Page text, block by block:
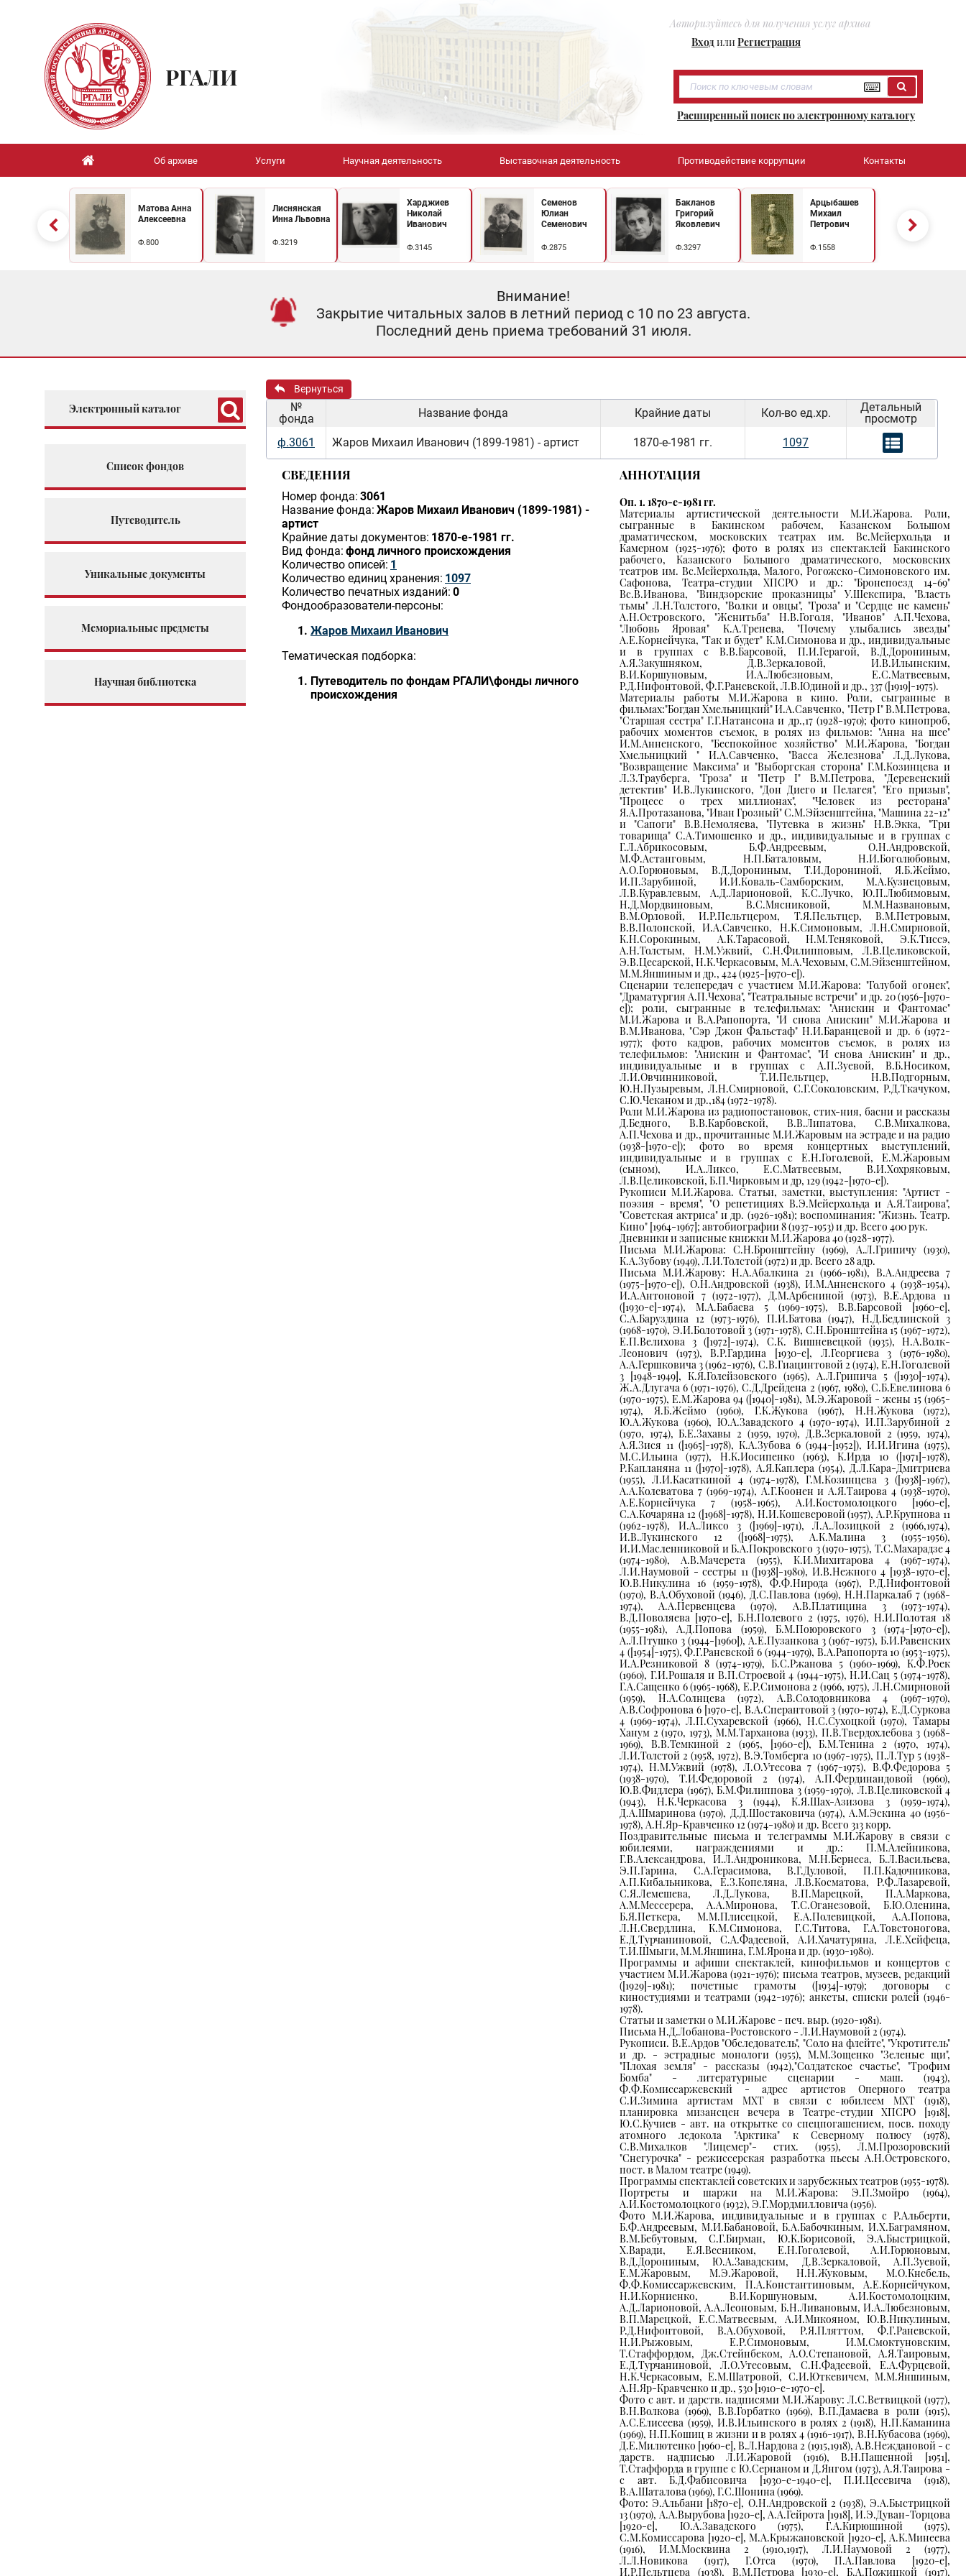
Авторизуйтесь для получения услуг архива
ВходилиРегистрация
РГАЛИ
Расширенный поиск по электронному каталогу
Об архиве Услуги Научная деятельность Выставочная деятельность Противодействие коррупции Контакты
Матова Анна
Алексеевна
Ф.800
Лиснянская
Инна Львовна
Ф.3219
Харджиев
Николай
Иванович
Ф.3145
Семенов
Юлиан
Семенович
Ф.2875
Бакланов
Григорий
Яковлевич
Ф.3297
Арцыбашев
Михаил
Петрович
Ф.1558
Внимание!
Закрытие читальных залов в летний период с 10 по 23 августа.
Последний день приема требований 31 июля.
Электронный каталог
Список фондов
Путеводитель
Уникальные документы
Мемориальные предметы
Научная библиотека
Вернуться
№
фонда
Название фонда Крайние даты Кол-во ед.хр.
Детальный
просмотр
ф.3061
Жаров Михаил Иванович (1899-1981) - артист 1870-е-1981 гг. 1097
СВЕДЕНИЯ
Номер фонда: 3061
Название фонда: Жаров Михаил Иванович (1899-1981) -
артист
Крайние даты документов: 1870-е-1981 гг.
Вид фонда: фонд личного происхождения
Количество описей: 1
Количество единиц хранения: 1097
Количество печатных изданий: 0
Фондообразователи-персоны:
Жаров Михаил Иванович
Тематическая подборка:
Путеводитель по фондам РГАЛИ\фонды личного
происхождения
АННОТАЦИЯ
Оп. 1. 1870-е-1981 гг.
Материалы артистической деятельности М.И.Жарова. Роли,
сыгранные в Бакинском рабочем, Казанском Большом
драматическом, московских театрах им. Вс.Мейерхольда и
Камерном (1925-1976); фото в ролях из спектаклей Бакинского
рабочего, Казанского Большого драматического, московских
театров им. Вс.Мейерхольда, Малого, Рогожско-Симоновского им.
Сафонова, Театра-студии ХПСРО и др.: "Бронепоезд 14-69"
Вс.В.Иванова, "Виндзорские проказницы" У.Шекспира, "Власть
тьмы" Л.Н.Толстого, "Волки и овцы", "Гроза" и "Сердце не камень"
А.Н.Островского, "Женитьба" Н.В.Гоголя, "Иванов" А.П.Чехова,
"Любовь Яровая" К.А.Тренева, "Почему улыбались звезды"
А.Е.Корнейчука, "Так и будет" К.М.Симонова и др., индивидуальные
и в группах с В.В.Барсовой, П.И.Герагой, В.Д.Дорониным,
А.Я.Закушняком, Д.В.Зеркаловой, И.В.Ильинским,
В.И.Коршуновым, И.А.Любезновым, Е.С.Матвеевым,
Р.Д.Нифонтовой, Ф.Г.Раневской, Л.В.Юдиной и др., 337 ([1919]-1975).
Материалы работы М.И.Жарова в кино. Роли, сыгранные в
фильмах:"Богдан Хмельницкий" И.А.Савченко, "Петр I" В.М.Петрова,
"Старшая сестра" Г.Г.Натансона и др.,17 (1928-1970); фото кинопроб,
рабочих моментов съемок, в ролях из фильмов: "Анна на шее"
И.М.Анненского, "Беспокойное хозяйство" М.И.Жарова, "Богдан
Хмельницкий " И.А.Савченко, "Васса Железнова" Л.Д.Лукова,
"Возвращение Максима" и "Выборгская сторона" Г.М.Козинцева и
Л.З.Трауберга, "Гроза" и "Петр I" В.М.Петрова, "Деревенский
детектив" И.В.Лукинского, "Дон Диего и Пелагея", "Его призыв",
"Процесс о трех миллионах", "Человек из ресторана"
Я.А.Протазанова, "Иван Грозный" С.М.Эйзенштейна, "Машина 22-12"
и "Сапоги" В.В.Немоляева, "Путевка в жизнь" Н.В.Экка, "Три
товарища" С.А.Тимошенко и др., индивидуальные и в группах с
Г.Л.Абрикосовым, Б.Ф.Андреевым, О.Н.Андровской,
М.Ф.Астанговым, Н.П.Баталовым, Н.И.Боголюбовым,
А.О.Горюновым, В.Д.Дорониным, Т.И.Дорониной, Я.Б.Жеймо,
И.П.Зарубиной, И.И.Коваль-Самборским, М.А.Кузнецовым,
Л.В.Куравлевым, А.Д.Ларионовой, К.С.Лучко, Ю.П.Любимовым,
Н.Д.Мордвиновым, В.С.Мясниковой, М.М.Названовым,
В.М.Орловой, И.Р.Пельтцером, Т.Я.Пельтцер, В.М.Петровым,
В.В.Полонской, И.А.Савченко, Н.К.Симоновым, Л.Н.Смирновой,
К.Н.Сорокиным, А.К.Тарасовой, Н.М.Теняковой, Э.К.Тиссэ,
А.Н.Толстым, Н.М.Ужвий, С.Н.Филипповым, Л.В.Целиковской,
Э.В.Цесарской, Н.К.Черкасовым, М.А.Чеховым, С.М.Эйзенштейном,
М.М.Яншиным и др., 424 (1925-[1970-e]).
Сценарии телепередач с участием М.И.Жарова: "Голубой огонек",
"Драматургия А.П.Чехова", "Театральные встречи" и др. 20 (1956-[1970-
е]); роли, сыгранные в телефильмах: "Анискин и Фантомас"
М.И.Жарова и В.А.Рапопорта, "И снова Анискин" М.И.Жарова и
В.М.Иванова, "Сэр Джон Фальстаф" Н.И.Баранцевой и др. 6 (1972-
1977); фото кадров, рабочих моментов съемок, в ролях из
телефильмов: "Анискин и Фантомас", "И снова Анискин" и др.,
индивидуальные и в группах с А.П.Зуевой, В.Б.Носиком,
Л.И.Овчинниковой, Т.И.Пельтцер, Н.В.Подгорным,
Ю.Н.Пузыревым, Л.Н.Смирновой, С.Г.Соколовским, Р.Д.Ткачуком,
С.Ю.Чеканом и др.,184 (1972-1978).
Роли М.И.Жарова из радиопостановок, стих-ния, басни и рассказы
Д.Бедного, В.В.Карбовской, В.В.Липатова, С.В.Михалкова,
А.П.Чехова и др., прочитанные М.И.Жаровым на эстраде и на радио
(1938-[1970-e]); фото во время концертных выступлений,
индивидуальные и в группах с Е.Н.Гоголевой, Е.М.Жаровым
(сыном), И.А.Ликсо, Е.С.Матвеевым, В.И.Хохряковым,
Л.В.Целиковской, Б.П.Чирковым и др, 129 (1942-[1970-e]).
Рукописи М.И.Жарова. Статьи, заметки, выступления: "Артист -
поэзия - время", "О репетициях В.Э.Мейерхольда и А.Я.Таирова",
"Советская актриса" и др. (1926-1981); воспоминания: "Жизнь. Театр.
Кино" [1964-1967]; автобиографии 8 (1937-1953) и др. Всего 400 рук.
Дневники и записные книжки М.И.Жарова 40 (1928-1977).
Письма М.И.Жарова: С.Н.Бронштейну (1969), А.Л.Грипичу (1930),
К.А.Зубову (1949), Л.И.Толстой (1972) и др. Всего 28 адр.
Письма М.И.Жарову: Н.А.Абалкина 21 (1966-1981), В.А.Андреева 7
(1975-[1970-е]), О.Н.Андровской (1938), И.М.Анненского 4 (1938-1954),
И.А.Антоновой 7 (1972-1977), Д.М.Арбениной (1973), В.Е.Ардова 11
([1930-е]-1974), М.А.Бабаева 5 (1969-1975), В.В.Барсовой [1960-e],
С.А.Баруздина 12 (1973-1976), П.И.Батова (1947), Н.Д.Бедлинской 3
(1968-1970), Э.И.Болотовой 3 (1971-1978), С.Н.Бронштейна 15 (1967-1972),
Е.П.Велихова 3 ([1972]-1974), С.К. Вишневецкой (1935), Н.А.Волк-
Леонович (1973), В.Р.Гардина [1930-е], Л.Георгиева 3 (1976-1980),
А.А.Гершковича 3 (1962-1976), С.В.Гиацинтовой 2 (1974), Е.Н.Гоголевой
3 [1948-1949], К.Я.Голейзовского (1965), А.Л.Грипича 5 ([1930]-1974),
Ж.А.Длугача 6 (1971-1976), С.Д.Дрейдена 2 (1967, 1980), С.Б.Евелинова 6
(1970-1975), Е.М.Жарова 94 ([1940]-1981), М.Э.Жаровой - жены 15 (1965-
1974), Я.Б.Жеймо (1960), Г.К.Жукова (1967), Н.Н.Жукова (1972),
Ю.А.Жукова (1960), Ю.А.Завадского 4 (1970-1974), И.П.Зарубиной 2
(1970, 1974), Б.Е.Захавы 2 (1959, 1970), Д.В.Зеркаловой 2 (1959, 1974),
А.Я.Зися 11 ([1965]-1978), К.А.Зубова 6 (1944-[1952]), И.И.Игина (1975),
М.С.Ильина (1977), Н.К.Иосипенко (1963), К.Ирда 10 ([1971]-1978),
Р.Капланяна 11 ([1970]-1978), А.Я.Каплера (1954), Д.Л.Кара-Дмитриева
(1955), Л.И.Касаткиной 4 (1974-1978), Г.М.Козинцева 3 ([1938]-1967),
А.А.Колеватова 7 (1969-1974), А.Г.Коонен и А.Я.Таирова 4 (1938-1970),
А.Е.Корнейчука 7 (1958-1965), А.И.Костомолоцкого [1960-е],
С.А.Кочаряна 12 ([1968]-1978), Н.И.Кошеверовой (1957), А.Р.Крупнова 11
(1962-1978), И.А.Ликсо 3 ([1969]-1971), Л.А.Лозицкой 2 (1966,1974),
И.В.Лукинского 12 ([1968]-1975), А.К.Малина 3 (1955-1956),
И.И.Масленниковой и Б.А.Покровского 3 (1970-1975), Т.С.Махарадзе 4
(1974-1980), А.В.Мачерета (1955), К.И.Михитарова 4 (1967-1974),
Л.И.Наумовой - сестры 11 ([1938]-1980), И.В.Нежного 4 [1938-1970-e],
Ю.В.Никулина 16 (1959-1978), Ф.Ф.Нирода (1967), Р.Д.Нифонтовой
(1970), В.А.Обуховой (1946), Д.С.Павлова (1969), Н.Н.Паркалаб 7 (1968-
1974), А.А.Первенцева (1970), А.В.Платицина 3 (1973-1974),
В.Д.Поволяева [1970-е], Б.Н.Полевого 2 (1975, 1976), Н.И.Полотая 18
(1955-1981), А.Д.Попова (1959), Б.М.Поюровского 3 (1974-[1970-е]),
А.Л.Птушко 3 (1944-[1960]), А.Е.Пузанкова 3 (1967-1975), Б.И.Равенских
4 ([1954]-1975), Ф.Г.Раневской 6 (1944-1979), В.А.Рапопорта 10 (1953-1975),
И.А.Резниковой 8 (1974-1979), Б.С.Ржанова 5 (1960-1969), К.Ф.Роек
(1960), Г.И.Рошаля и В.П.Строевой 4 (1944-1975), Н.И.Сац 5 (1974-1978),
Г.А.Сащенко 6 (1965-1968), Е.Р.Симонова 2 (1966, 1975), Л.Н.Смирновой
(1959), Н.А.Солнцева (1972), А.В.Солодовникова 4 (1967-1970),
А.В.Софронова 6 [1970-е], В.А.Сперантовой 3 (1970-1974), Е.Д.Суркова
4 (1969-1974), Л.П.Сухаревской (1966), Н.С.Сухоцкой (1970), Тамары
Ханум 2 (1970, 1973), М.М.Тарханова (1933), П.В.Твердохлебова 3 (1968-
1969), В.В.Темкиной 2 (1965, [1960-e]), Б.М.Тенина 2 (1970, 1974),
Л.И.Толстой 2 (1958, 1972), В.Э.Томберга 10 (1967-1975), П.Л.Тур 5 (1938-
1974), Н.М.Ужвий (1978), Л.О.Утесова 7 (1967-1975), В.Ф.Федорова 5
(1938-1970), Т.И.Федоровой 2 (1974), А.П.Фердинандовой (1960),
Ю.В.Фидлера (1967), Б.М.Филиппова 3 (1959-1970), Л.В.Целиковской 4
(1943), Н.К.Черкасова 3 (1944), К.Я.Шах-Азизова 3 (1959-1974),
Д.А.Шмаринова (1970), Д.Д.Шостаковича (1974), А.М.Эскина 40 (1956-
1978), А.Н.Яр-Кравченко 12 (1974-1980) и др. Всего 313 корр.
Поздравительные письма и телеграммы М.И.Жарову в связи с
юбилеями, награждениями и др.: П.М.Алейникова,
Г.В.Александрова, И.Л.Андроникова, М.Н.Бернеса, Б.Л.Васильева,
Э.П.Гарина, С.А.Герасимова, В.Г.Дуловой, П.П.Кадочникова,
А.П.Кибальникова, Е.З.Копеляна, Л.В.Косматова, Р.Ф.Лазаревой,
С.Я.Лемешева, Л.Д.Лукова, В.П.Марецкой, П.А.Маркова,
А.М.Мессерера, А.А.Миронова, Т.С.Оганезовой, Б.Ю.Оленина,
Б.Я.Петкера, М.М.Плисецкой, Е.А.Полевицкой, А.А.Попова,
Л.Н.Свердлина, К.М.Симонова, Г.С.Титова, Г.А.Товстоногова,
Е.Д.Турчаниновой, С.А.Фадеевой, А.И.Хачатуряна, Л.Е.Хейфеца,
Т.И.Шмыги, М.М.Яншина, Г.М.Ярона и др. (1930-1980).
Программы и афиши спектаклей, кинофильмов и концертов с
участием М.И.Жарова (1921-1976); письма театров, музеев, редакций
([1929]-1981); почетные грамоты ([1934]-1979); договоры с
киностудиями и театрами (1942-1976); анкеты, списки ролей (1946-
1978).
Статьи и заметки о М.И.Жарове - печ. выр. (1920-1981).
Письма Н.Д.Лобанова-Ростовского - Л.И.Наумовой 2 (1974).
Рукописи. В.Е.Ардов "Обследователь", "Соло на флейте", "Укротитель"
и др. - эстрадные монологи (1955), М.М.Зощенко "Зеленые щи",
"Плохая земля" - рассказы (1942),"Солдатское счастье", "Трофим
Бомба" - литературные сценарии - маш. (1943),
Ф.Ф.Комиссаржевский - адрес артистов Оперного театра
С.И.Зимина артистам МХТ в связи с юбилеем МХТ (1918),
планировка мизансцен вечера в Театре-студии ХПСРО [1918],
Ю.С.Кучиев - авт. на открытке со спецпогашением, посв. походу
атомного ледокола "Арктика" к Северному полюсу (1978),
С.В.Михалков "Лицемер"- стих. (1955), Л.М.Прозоровский
"Снегурочка" - режиссерская разработка пьесы А.Н.Островского,
пост. в Малом театре (1949).
Программы спектаклей советских и зарубежных театров (1955-1978).
Портреты и шаржи на М.И.Жарова: Э.П.Змойро (1964),
А.И.Костомолоцкого (1932), Э.Г.Мордмилловича (1956).
Фото М.И.Жарова, индивидуальные и в группах с Р.Альберти,
Б.Ф.Андреевым, М.И.Бабановой, Б.А.Бабочкиным, И.Х.Баграмяном,
В.М.Бебутовым, С.Г.Бирман, Ю.К.Борисовой, Э.А.Быстрицкой,
Х.Варади, Е.Я.Весником, Е.Н.Гоголевой, А.И.Горюновым,
В.Д.Дорониным, Ю.А.Завадским, Д.В.Зеркаловой, А.П.Зуевой,
Е.М.Жаровым, М.Э.Жаровой, Н.Н.Жуковым, М.О.Кнебель,
Ф.Ф.Комиссаржевским, П.А.Константиновым, А.Е.Корнейчуком,
Н.И.Корниенко, В.И.Коршуновым, А.И.Костомолоцким,
А.Д.Ларионовой, А.А.Леоновым, Б.Н.Ливановым, И.А.Любезновым,
В.П.Марецкой, Е.С.Матвеевым, А.И.Микояном, Ю.В.Никулиным,
Р.Д.Нифонтовой, В.А.Обуховой, Р.Я.Пляттом, Ф.Г.Раневской,
Н.И.Рыжовым, Е.Р.Симоновым, И.М.Смоктуновским,
Т.Стаффордом, Дж.Стейнбеком, А.О.Степановой, А.Я.Таировым,
Е.Д.Турчаниновой, Л.О.Утесовым, С.Н.Фадеевой, Е.А.Фурцевой,
Н.К.Черкасовым, Е.М.Шатровой, С.И.Юткевичем, М.М.Яншиным,
А.Н.Яр-Кравченко и др., 530 [1910-e-1970-e].
Фото с авт. и дарств. надписями М.И.Жарову: Л.С.Ветвицкой (1977),
В.Н.Волкова (1969), В.В.Горбатко (1969), В.П.Дамаева в роли (1915),
А.С.Елисеева (1959), И.В.Ильинского в ролях 2 (1918), Н.П.Каманина
(1969), Н.П.Кошиц в жизни и в ролях 4 (1916-1917), В.Н.Кубасова (1969),
Д.Е.Милютенко [1960-e], В.Л.Нардова 2 (1915,1918), А.В.Неждановой - с
дарств. надписью Л.И.Жаровой (1916), В.Н.Пашенной [1951],
Т.Стаффорда в группе с Ю.Сернаном и Д.Янгом (1973), А.Я.Таирова -
с авт. Б.Д.Фабисовича [1930-e-1940-e], П.И.Цесевича (1918),
В.А.Шаталова (1969), Г.С.Шонина (1969).
Фото: Э.Альбани [1870-e], О.Н.Андровской 2 (1938), Э.А.Быстрицкой
13 (1970), А.А.Вырубова [1920-e], А.А.Гейрота [1918], И.Э.Дуван-Торцова
[1920-e], Ю.А.Завадского (1975), Г.А.Кирюшиной (1975),
С.М.Комиссарова [1920-e], М.А.Крыжановской [1920-e], А.К.Минеева
(1916), И.М.Москвина 2 (1910,1917), Л.И.Наумовой 2 (1977),
Л.Л.Новикова (1917), Г.Отса (1970), П.А.Павлова [1920-e],
И.Р.Пельтцера (1938), В.М.Петрова [1930-e], Б.А.Пожицкой (1917),